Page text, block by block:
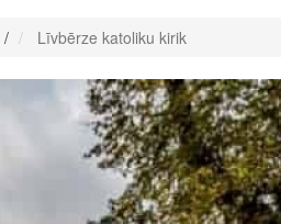
/ Līvbērze katoliku kirik